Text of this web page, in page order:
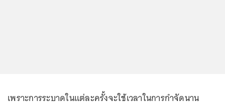
เพราะการระบาดในแต่ละครั้งจะใช้เวลาในการกำจัดนาน